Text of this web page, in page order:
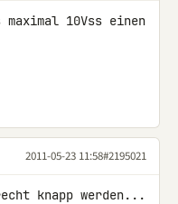
10Vss einen
2011-05-23 11:58#2195021
knapp werden...